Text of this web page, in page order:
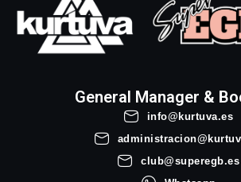
General Manager &
info@kurtuva.es
club@superegb.es